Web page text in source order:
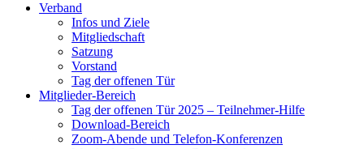
Verband
Infos und Ziele
Mitgliedschaft
Satzung
Vorstand
Tag der offenen Tür
Mitglieder-Bereich
Tag der offenen Tür 2025 – Teilnehmer-Hilfe
Download-Bereich
Zoom-Abende und Telefon-Konferenzen